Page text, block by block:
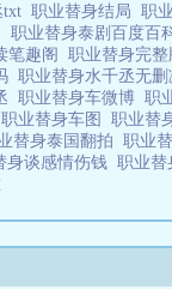
txt 职业替身结局 职
职业替身泰剧百度百
笔趣阁 职业替身完
职业替身水千丞无
职业替身车微博 职
职业替身车图 职业替
替身泰国翻拍 职业
身谈感情伤钱 职业替